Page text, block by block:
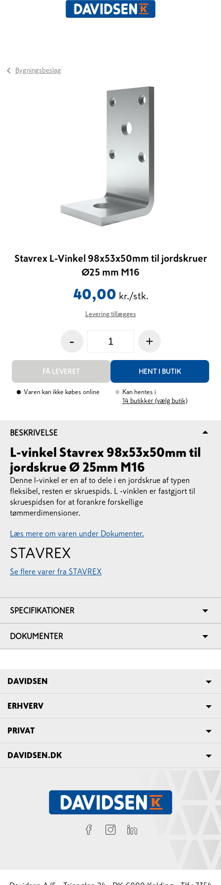
Bygningsbeslag
Stavrex L-Vinkel 98x53x50mm til jordskruer
Ø25 mm M16
40,00 kr./stk.
Levering tillægges
- +
FÅ LEVERET HENT I BUTIK
Varen kan ikke købes online
Kan hentes i
14 butikker (vælg butik)
BESKRIVELSE
L-vinkel Stavrex 98x53x50mm til
jordskrue Ø 25mm M16
Denne l-vinkel er en af ​​to dele i en jordskrue af typen
fleksibel, resten er skruespids. L -vinklen er fastgjort til
skruespidsen for at forankre forskellige
tømmerdimensioner.
Læs mere om varen under Dokumenter.
STAVREX
Se flere varer fra STAVREX
SPECIFIKATIONER
DOKUMENTER
DAVIDSEN
ERHVERV
PRIVAT
DAVIDSEN.DK